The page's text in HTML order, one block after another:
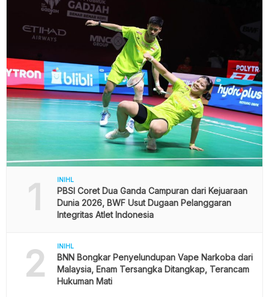
1 INIHL
PBSI Coret Dua Ganda Campuran dari Kejuaraan
Dunia 2026, BWF Usut Dugaan Pelanggaran
Integritas Atlet Indonesia
2 INIHL
BNN Bongkar Penyelundupan Vape Narkoba dari
Malaysia, Enam Tersangka Ditangkap, Terancam
Hukuman Mati